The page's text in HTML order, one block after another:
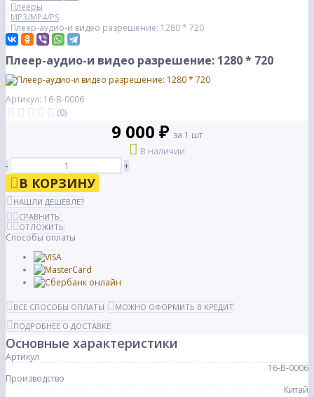
Плееры
MP3/MP4/PS
Плеер-аудио-и видео разрешение: 1280 * 720
Плеер-аудио-и видео разрешение: 1280 * 720
Артикул: 16-В-0006
(0)
9 000 ₽ за 1 шт
В наличии
-
+
В КОРЗИНУ
НАШЛИ ДЕШЕВЛЕ?
СРАВНИТЬ
ОТЛОЖИТЬ
Способы оплаты
ВСЕ СПОСОБЫ ОПЛАТЫ
МОЖНО ОФОРМИТЬ В КРЕДИТ
ПОДРОБНЕЕ О ДОСТАВКЕ
Основные характеристики
Артикул
16-В-0006
Производство
Китай